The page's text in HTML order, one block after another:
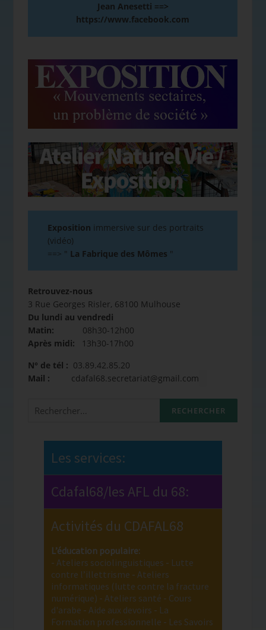
Jean Anesetti ==>
https://www.facebook.com
Exposition immersive sur des portraits
(vidéo)
==> " La Fabrique des Mômes "
Retrouvez-nous
3 Rue Georges Risler, 68100 Mulhouse
Du lundi au vendredi
Matin: 08h30-12h00
Après midi: 13h30-17h00
N° de tél : 03.89.42.85.20
Mail : cdafal68.secretariat@gmail.com